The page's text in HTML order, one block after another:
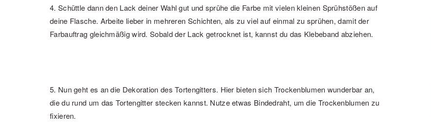
4. Schüttle dann den Lack deiner Wahl gut und sprühe die Farbe mit vielen kleinen Sprühstößen auf
deine Flasche. Arbeite lieber in mehreren Schichten, als zu viel auf einmal zu sprühen, damit der
Farbauftrag gleichmäßig wird. Sobald der Lack getrocknet ist, kannst du das Klebeband abziehen.
5. Nun geht es an die Dekoration des Tortengitters. Hier bieten sich Trockenblumen wunderbar an,
die du rund um das Tortengitter stecken kannst. Nutze etwas Bindedraht, um die Trockenblumen zu
fixieren.